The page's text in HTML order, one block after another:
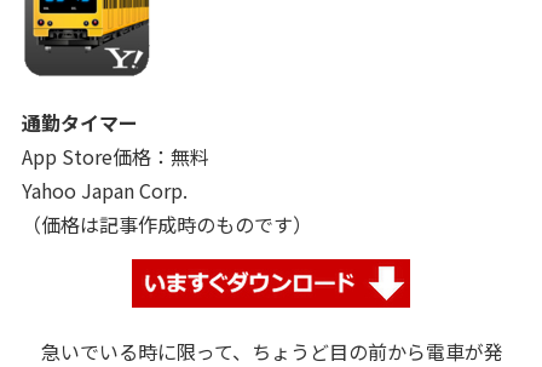
通勤タイマー
App Store価格：無料
Yahoo Japan Corp.
（価格は記事作成時のものです）
急いでいる時に限って、ちょうど目の前から電車が発